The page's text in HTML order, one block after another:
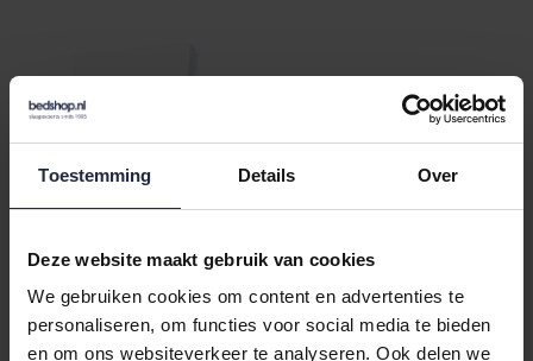
Toestemming Details Over
Deze website maakt gebruik van cookies
We gebruiken cookies om content en advertenties te
personaliseren, om functies voor social media te bieden
en om ons websiteverkeer te analyseren. Ook delen we
Bekijk de Bella Donna
Satinesse Protect molton hier